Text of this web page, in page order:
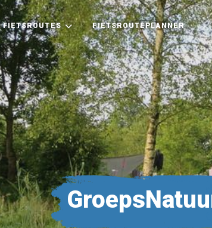
FIETSROUTES FIETSROUTEPLANNER
+